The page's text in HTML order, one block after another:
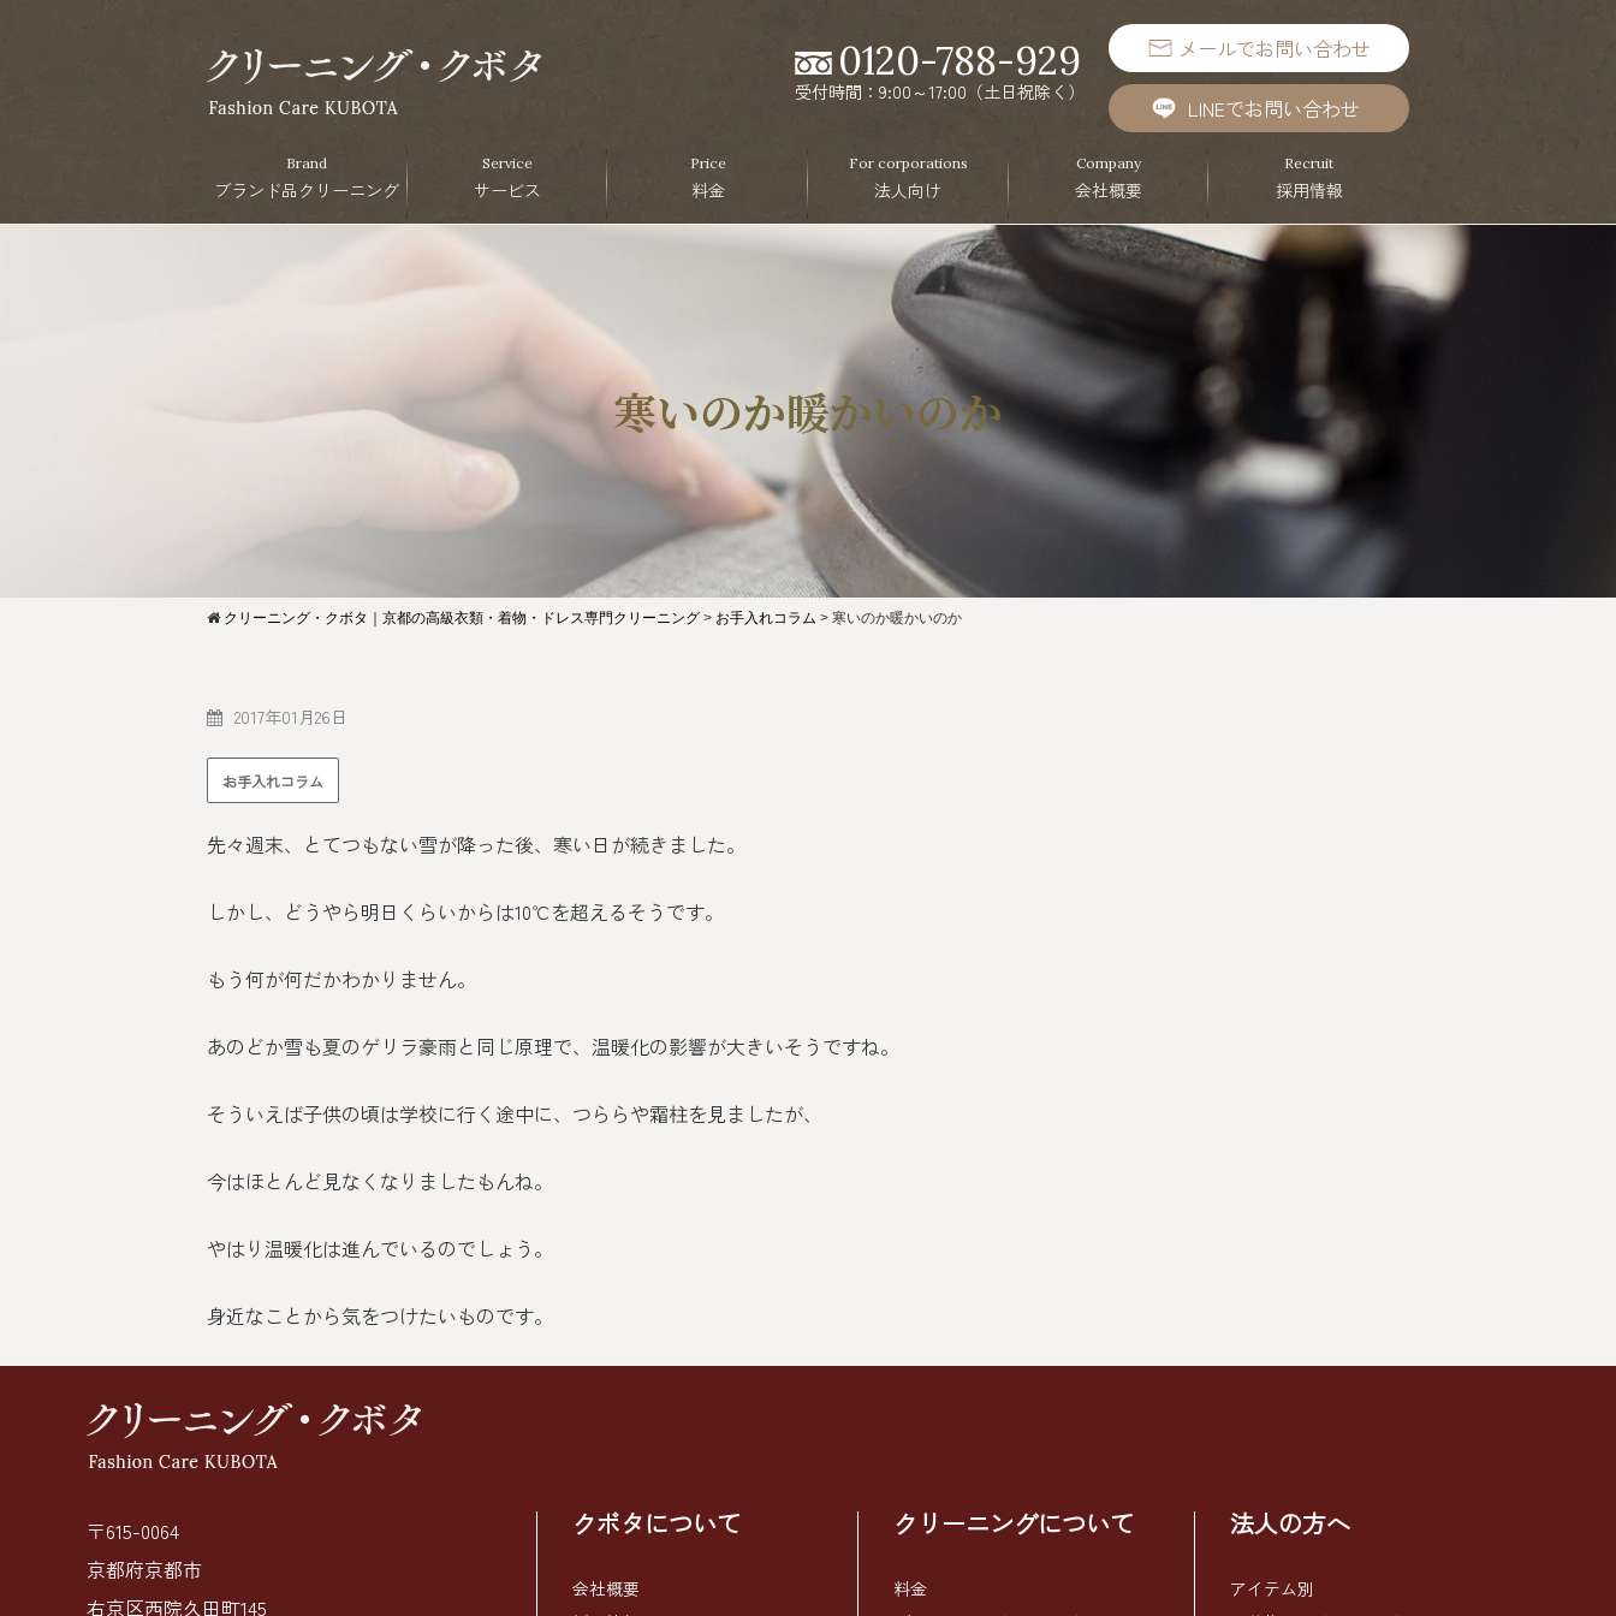
0120-788-929
受付時間：9:00～17:00（土日祝除く）
メールでお問い合わせ
LINEでお問い合わせ
Brand
ブランド品クリーニング
Service
サービス
Price
料金
For corporations
法人向け
Company
会社概要
Recruit
採用情報
寒いのか暖かいのか
クリーニング・クボタ｜京都の高級衣類・着物・ドレス専門クリーニング > お手入れコラム > 寒いのか暖かいのか
2017年01月26日
お手入れコラム
先々週末、とてつもない雪が降った後、寒い日が続きました。
しかし、どうやら明日くらいからは10℃を超えるそうです。
もう何が何だかわかりません。
あのどか雪も夏のゲリラ豪雨と同じ原理で、温暖化の影響が大きいそうですね。
そういえば子供の頃は学校に行く途中に、つららや霜柱を見ましたが、
今はほとんど見なくなりましたもんね。
やはり温暖化は進んでいるのでしょう。
身近なことから気をつけたいものです。
〒615-0064
京都府京都市
右京区西院久田町145
クボタについて
会社概要
クリーニングについて
料金
法人の方へ
アイテム別